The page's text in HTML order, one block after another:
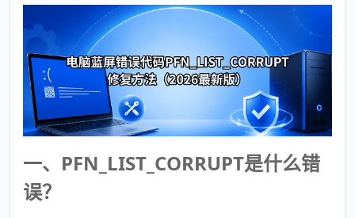
一、PFN_LIST_CORRUPT是什么错
误？